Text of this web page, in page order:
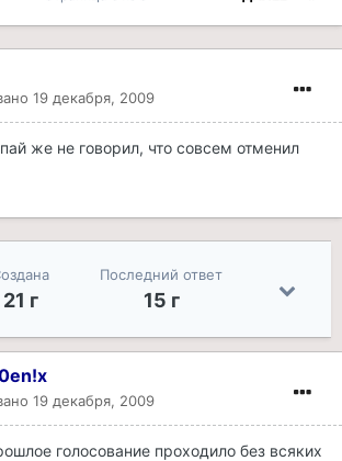
19 декабря, 2009
же не говорил, что совсем отменил
21 г
Последний ответ
15 г
19 декабря, 2009
голосование проходило без всяких